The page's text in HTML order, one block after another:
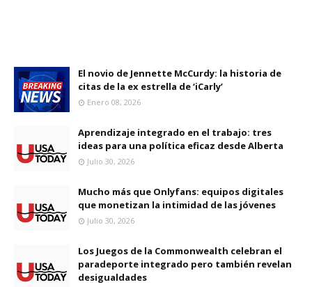
El novio de Jennette McCurdy: la historia de
citas de la ex estrella de ‘iCarly’
Enero 08, 2026
Aprendizaje integrado en el trabajo: tres
ideas para una política eficaz desde Alberta
Julio 30, 2026
Mucho más que Onlyfans: equipos digitales
que monetizan la intimidad de las jóvenes
Julio 30, 2026
Los Juegos de la Commonwealth celebran el
paradeporte integrado pero también revelan
desigualdades